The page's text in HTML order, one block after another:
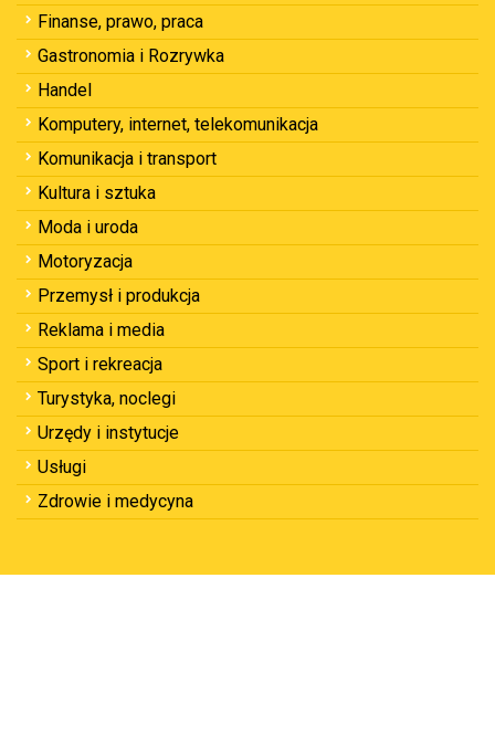
Finanse, prawo, praca
Gastronomia i Rozrywka
Handel
Komputery, internet, telekomunikacja
Komunikacja i transport
Kultura i sztuka
Moda i uroda
Motoryzacja
Przemysł i produkcja
Reklama i media
Sport i rekreacja
Turystyka, noclegi
Urzędy i instytucje
Usługi
Zdrowie i medycyna